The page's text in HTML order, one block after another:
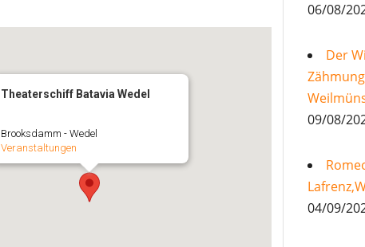
Theaterschiff Batavia Wedel
Brooksdamm - Wedel
Veranstaltungen
06/08/
Der
09/08/
04/09/